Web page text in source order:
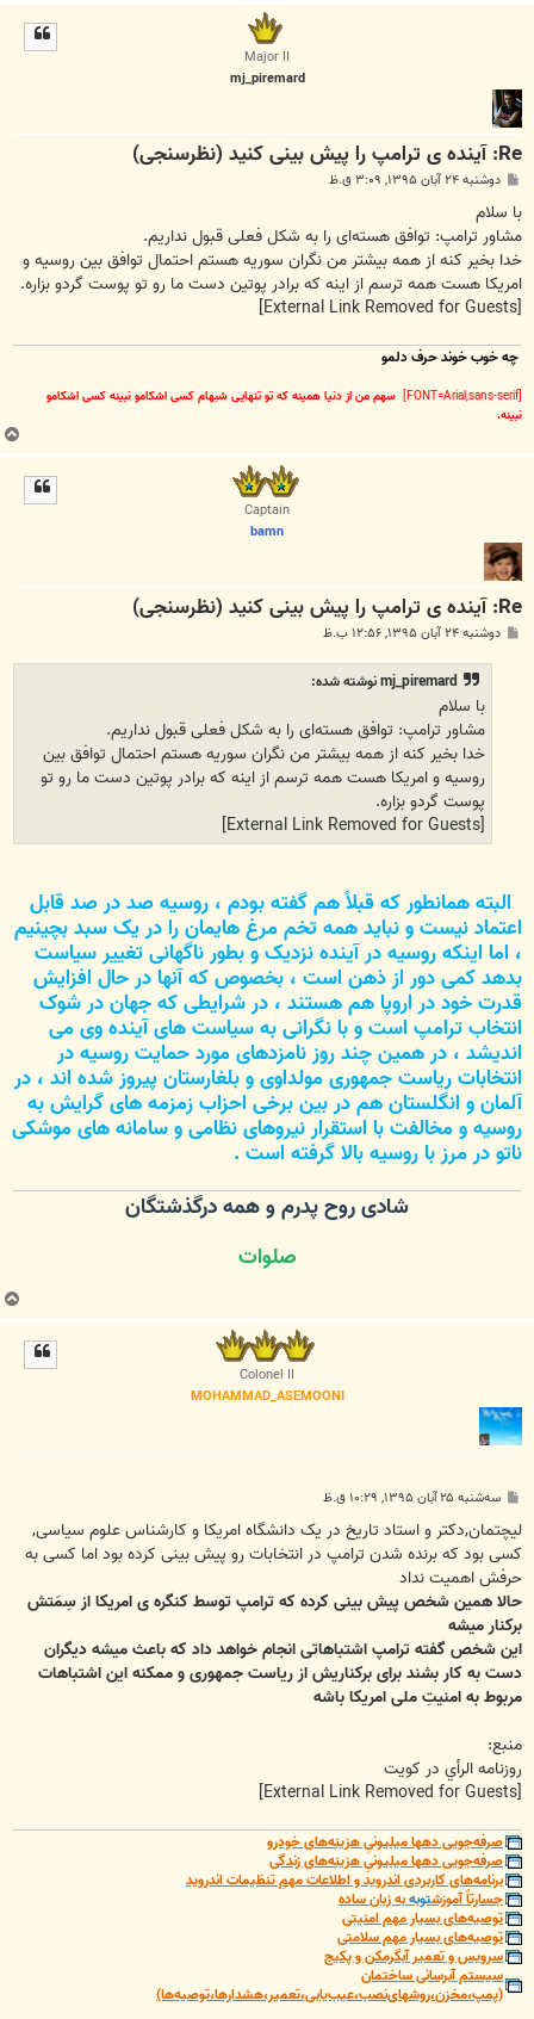
Major II
mj_piremard
Re: آینده ی ترامپ را پیش بینی کنید (نظرسنجی)
پ
ت
دوشنبه ۲۴ آبان ۱۳۹۵, ۳:۰۹ ق.ظ
با سلام
مشاور ترامپ: توافق هسته‌ای را به شکل فعلی قبول نداریم.
خدا بخیر کنه از همه بیشتر من نگران سوریه هستم احتمال توافق بین روسیه و
امریکا هست همه ترسم از اینه که برادر پوتین دست ما رو تو پوست گردو بزاره.
چه خوب خوند حرف دلمو
سهم من از دنیا همینه که تو تنهایی شبهام کسی اشکامو نبینه کسی اشکامو
نبینه.
ب
ا
Captain
bamn
Re: آینده ی ترامپ را پیش بینی کنید (نظرسنجی)
پ دوشنبه ۲۴ آبان ۱۳۹۵, ۱۲:۵۶ ب.ظ
mj_piremard نوشته شده:
با سلام
مشاور ترامپ: توافق هسته‌ای را به شکل فعلی قبول نداریم.
خدا بخیر کنه از همه بیشتر من نگران سوریه هستم احتمال توافق بین
روسیه و امریکا هست همه ترسم از اینه که برادر پوتین دست ما رو تو
پوست گردو بزاره.
البته همانطور که قبلاً هم گفته بودم ، روسیه صد در صد قابل
اعتماد نیست و نباید همه تخم مرغ هایمان را در یک سبد بچینیم
، اما اینکه روسیه در آینده نزدیک و بطور ناگهانی تغییر سیاست
بدهد کمی دور از ذهن است ، بخصوص که آنها در حال افزایش
قدرت خود در اروپا هم هستند ، در شرایطی که جهان در شوک
انتخاب ترامپ است و با نگرانی به سیاست های آینده وی می
اندیشد ، در همین چند روز نامزدهای مورد حمایت روسیه در
انتخابات ریاست جمهوری مولداوی و بلغارستان پیروز شده اند ، در
آلمان و انگلستان هم در بین برخی احزاب زمزمه های گرایش به
روسیه و مخالفت با استقرار نیروهای نظامی و سامانه های موشکی
ناتو در مرز با روسیه بالا گرفته است .
شادی روح پدرم و همه درگذشتگان
صلوات
ب
ا
Colonel II
MOHAMMAD_ASEMOONI
پ
ت
سه‌شنبه ۲۵ آبان ۱۳۹۵, ۱۰:۲۹ ق.ظ
لیچتمان,دکتر و استاد تاریخ در یک دانشگاه امریکا و کارشناس علوم سیاسی,
کسی بود که برنده شدن ترامپ در انتخابات رو پیش بینی کرده بود اما کسی به
حرفش اهمیت نداد
حالا همین شخص پیش بینی کرده که ترامپ توسط کنگره ی امریکا از سِمَتش
برکنار میشه
این شخص گفته ترامپ اشتباهاتی انجام خواهد داد که باعث میشه دیگران
دست به کار بشند برای برکناریش از ریاست جمهوری و ممکنه این اشتباهات
مربوط به امنیتِ ملی امریکا باشه
منبع:
روزنامه الرأي در کویت
صرفه‌جویی دهها میلیونیِ هزینه‌های خودرو
صرفه‌جویی دهها میلیونیِ هزینه‌های زندگی
برنامه‌های کاربردی اندروید و اطلاعات مهمِ تنظیمات اندروید
جسارتاً آموزشتوبهبه زبان ساده
توصیه‌های بسیار مهم امنیتی
توصیه‌های بسیار مهم سلامتی
سرویس و تعمیر آبگرمکن و پکیج
سیستم آبرسانی ساختمان
(پمپ،مخزن،روشهای‌نصب،عیب‌یابی،تعمیر،هشدارها،توصیه‌ها)